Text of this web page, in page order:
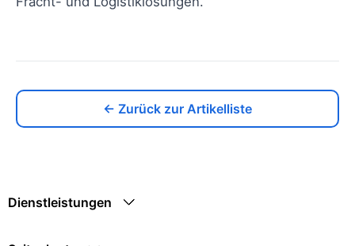
← Zurück zur Artikelliste
Dienstleistungen